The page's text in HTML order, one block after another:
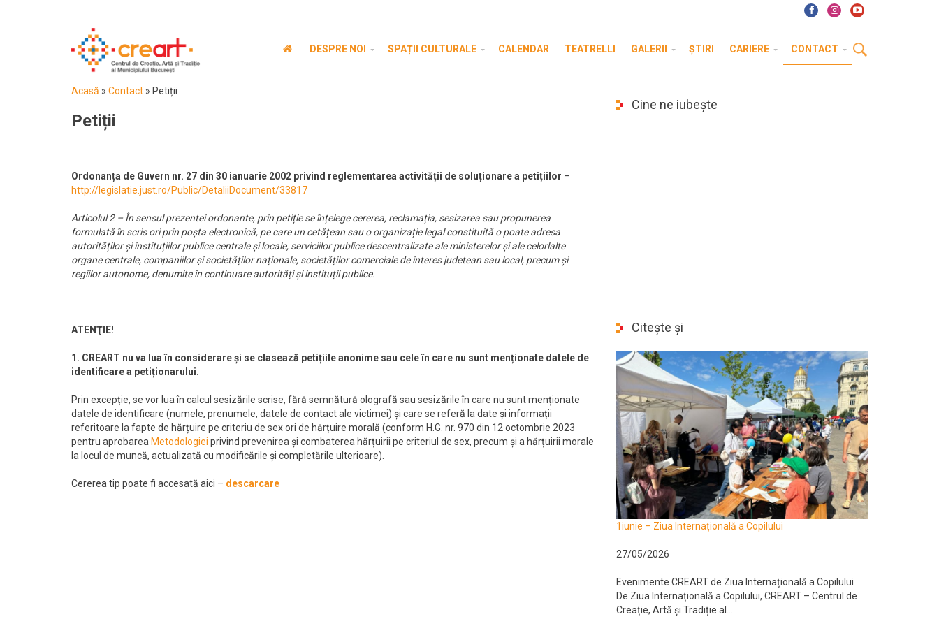
DESPRE NOI SPAȚII CULTURALE CALENDAR TEATRELLI GALERII ȘTIRI CARIERE CONTACT
Acasă » Contact » Petiții
Petiții
Ordonanța de Guvern nr. 27 din 30 ianuarie 2002 privind reglementarea activității de soluționare a petițiilor –
http://legislatie.just.ro/Public/DetaliiDocument/33817
Articolul 2 – În sensul prezentei ordonante, prin petiție se înțelege cererea, reclamația, sesizarea sau propunerea
formulată în scris ori prin poșta electronică, pe care un cetățean sau o organizație legal constituită o poate adresa
autorităților și instituțiilor publice centrale și locale, serviciilor publice descentralizate ale ministerelor și ale celorlalte
organe centrale, companiilor și societăților naționale, societăților comerciale de interes judetean sau local, precum și
regiilor autonome, denumite în continuare autorități și instituții publice.
ATENŢIE!
1. CREART nu va lua în considerare și se clasează petițiile anonime sau cele în care nu sunt menționate datele de
identificare a petiționarului.
Prin excepție, se vor lua în calcul sesizările scrise, fără semnătură olografă sau sesizările în care nu sunt menționate
datele de identificare (numele, prenumele, datele de contact ale victimei) și care se referă la date și informații
referitoare la fapte de hărțuire pe criteriu de sex ori de hărțuire morală (conform H.G. nr. 970 din 12 octombrie 2023
pentru aprobarea Metodologiei privind prevenirea și combaterea hărțuirii pe criteriul de sex, precum și a hărțuirii morale
la locul de muncă, actualizată cu modificările și completările ulterioare).
Cererea tip poate fi accesată aici – descarcare
Cine ne iubește
Citește și
1iunie – Ziua Internațională a Copilului
27/05/2026
Evenimente CREART de Ziua Internațională a Copilului
De Ziua Internațională a Copilului, CREART – Centrul de
Creație, Artă și Tradiție al...